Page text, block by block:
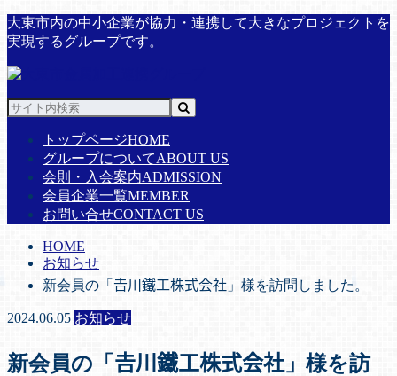
大東市内の中小企業が協力・連携して大きなプロジェクトを
実現するグループです。
トップページHOME
グループについてABOUT US
会則・入会案内ADMISSION
会員企業一覧MEMBER
お問い合せCONTACT US
HOME
お知らせ
新会員の「𠮷川鐵工株式会社」様を訪問しました。
2024.06.05 お知らせ
新会員の「𠮷川鐵工株式会社」様を訪